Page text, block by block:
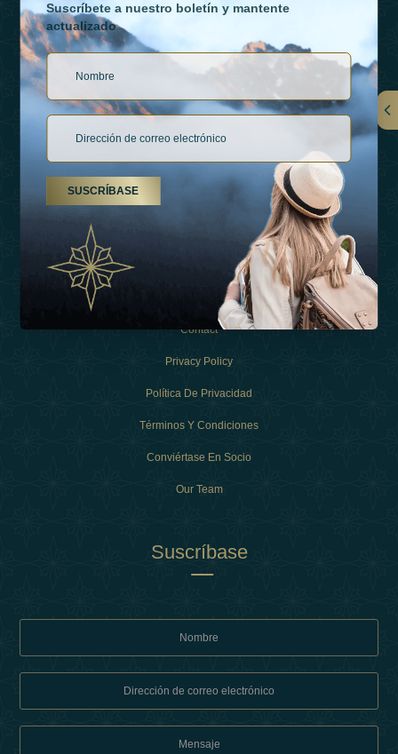
Vínculos
Tipos De Vacaciones
Contact
Privacy Policy
Política De Privacidad
Términos Y Condiciones
Conviértase En Socio
Our Team
Suscríbase
Suscríbete a nuestro boletín y mantente
actualizado
SUSCRÍBASE